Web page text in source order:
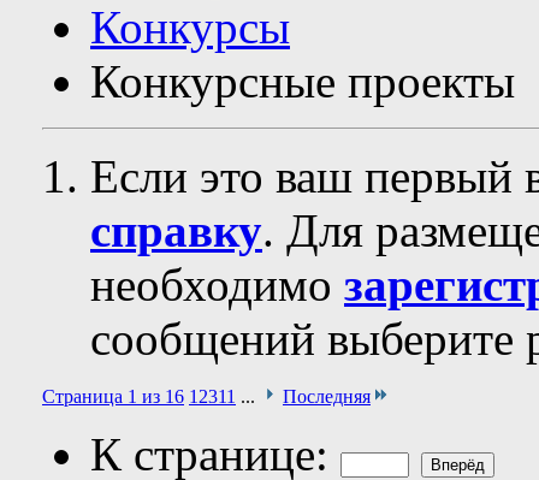
Конкурсы
Конкурсные проекты
Если это ваш первый
справку. Для
необходимо
сообщений выберите
Страница 1 из 16 1 2311 ... Последняя
К странице: